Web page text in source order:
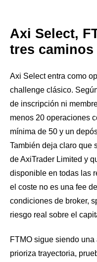
Axi Select,
tres
Axi Select entra como
challenge clásico.
de inscripción ni
menos 20 operaciones
mínima de 50 y un
También deja claro que
de AxiTrader Limited y
disponible en todas las
el coste no es una fee
condiciones de broker,
riesgo real sobre el
FTMO sigue siendo
prioriza trayectoria,